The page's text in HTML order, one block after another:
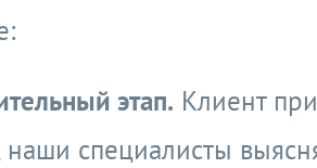
этап. Клиент
наши специалисты